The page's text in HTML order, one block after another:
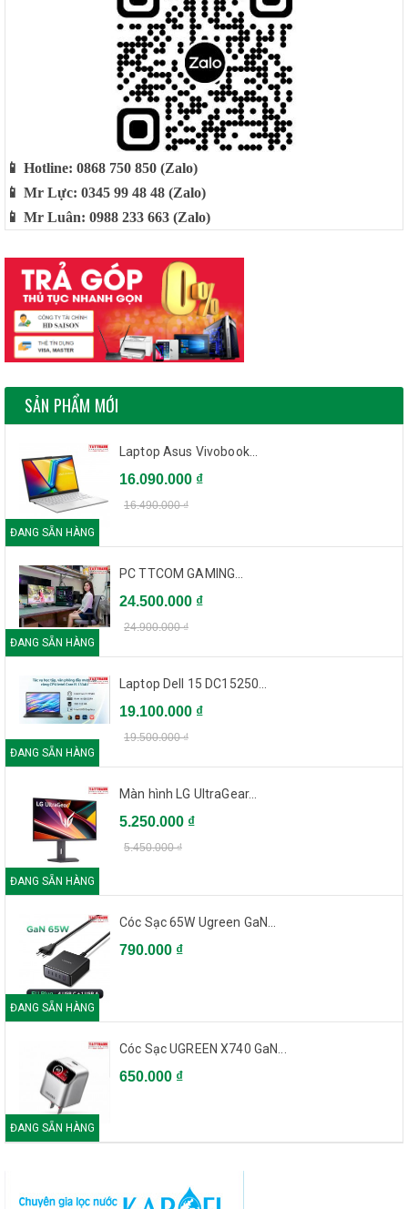
📱 Hotline: 0868 750 850 (Zalo)
📱 Mr Lực: 0345 99 48 48 (Zalo)
📱 Mr Luân: 0988 233 663 (Zalo)
SẢN PHẨM MỚI
ĐANG SẴN HÀNG
Laptop Asus Vivobook...
16.090.000 ₫
16.490.000 ₫
ĐANG SẴN HÀNG
PC TTCOM GAMING...
24.500.000 ₫
24.900.000 ₫
ĐANG SẴN HÀNG
Laptop Dell 15 DC15250...
19.100.000 ₫
19.500.000 ₫
ĐANG SẴN HÀNG
Màn hình LG UltraGear...
5.250.000 ₫
5.450.000 ₫
ĐANG SẴN HÀNG
Cóc Sạc 65W Ugreen GaN...
790.000 ₫
ĐANG SẴN HÀNG
Cóc Sạc UGREEN X740 GaN...
650.000 ₫